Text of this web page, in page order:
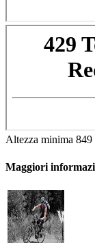
Altezza minima 849
Maggiori